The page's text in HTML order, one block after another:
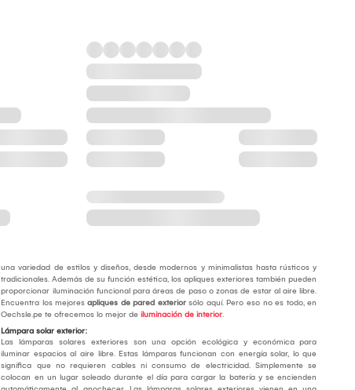
una variedad de estilos y diseños, desde modernos y minimalistas hasta rústicos y
tradicionales. Además de su función estética, los apliques exteriores también pueden
proporcionar iluminación funcional para áreas de paso o zonas de estar al aire libre.
Encuentra los mejoresapliques de pared exteriorsólo aquí. Pero eso no es todo, en
Oechsle.pe te ofrecemos lo mejor deiluminación de interior.
Lámpara solar exterior:
Las lámparas solares exteriores son una opción ecológica y económica para
iluminar espacios al aire libre. Estas lámparas funcionan con energía solar, lo que
significa que no requieren cables ni consumo de electricidad. Simplemente se
colocan en un lugar soleado durante el día para cargar la batería y se encienden